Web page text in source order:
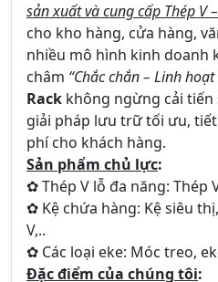
sản xuất và cung cấp Thép V
cho kho hàng, cửa hàng,
nhiều mô hình kinh doanh
châm “Chắc chắn – Linh
Rack không ngừng cải tiến
giải pháp lưu trữ tối ưu,
phí cho khách hàng.
Sản phẩm chủ lực:
✿ Thép V lỗ đa năng: Thép
✿ Kệ chứa hàng: Kệ siêu
V,..
✿ Các loại eke: Móc treo,
Đặc điểm của chúng tôi: